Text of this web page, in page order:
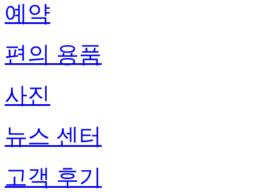
예약
편의 용품
사진
뉴스 센터
고객 후기